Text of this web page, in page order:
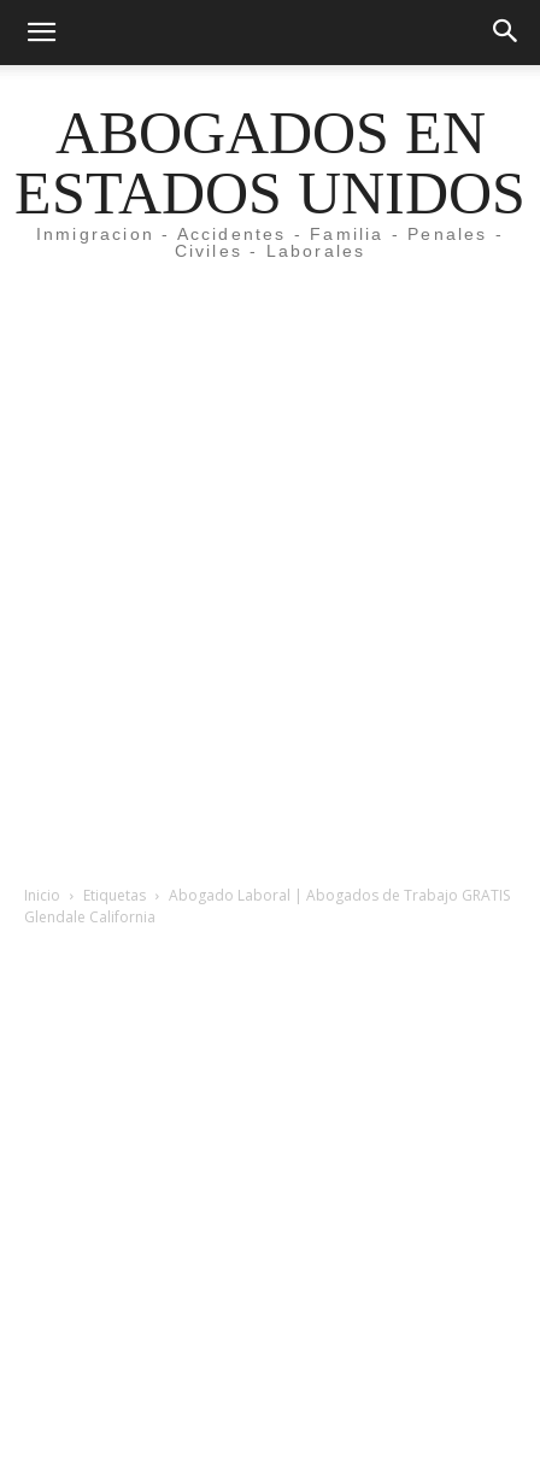
ABOGADOS EN
ESTADOS UNIDOS
Inmigracion - Accidentes - Familia - Penales -
Civiles - Laborales
Inicio Etiquetas
Abogado Laboral | Abogados de Trabajo GRATIS
Glendale California